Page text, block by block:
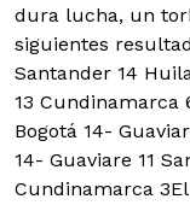
dura lucha, un
siguientes
Santander 14
13 Cundinamarca
Bogotá 14-
14- Guaviare 11
Cundinamarca 3